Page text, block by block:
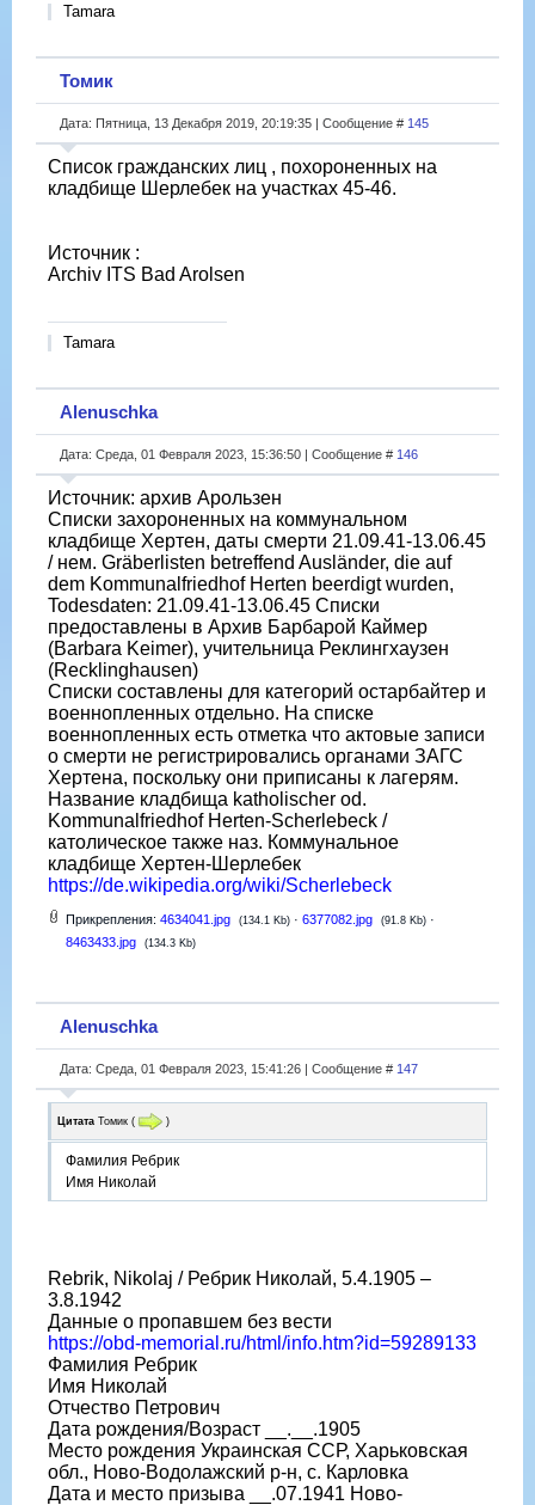
Tamara
Томик
Дата: Пятница, 13 Декабря 2019, 20:19:35 | Сообщение # 145
Список гражданских лиц , похороненных на
кладбище Шерлебек на участках 45-46.
Источник :
Archiv ITS Bad Arolsen
Tamara
Alenuschka
Дата: Среда, 01 Февраля 2023, 15:36:50 | Сообщение # 146
Источник: архив Арользен
Списки захороненных на коммунальном
кладбище Хертен, даты смерти 21.09.41-13.06.45
/ нем. Gräberlisten betreffend Ausländer, die auf
dem Kommunalfriedhof Herten beerdigt wurden,
Todesdaten: 21.09.41-13.06.45 Списки
предоставлены в Архив Барбарой Каймер
(Barbara Keimer), учительница Реклингхаузен
(Recklinghausen)
Списки составлены для категорий остарбайтер и
военнопленных отдельно. На списке
военнопленных есть отметка что актовые записи
о смерти не регистрировались органами ЗАГС
Хертена, поскольку они приписаны к лагерям.
Название кладбища katholischer od.
Kommunalfriedhof Herten-Scherlebeck /
католическое также наз. Коммунальное
кладбище Хертен-Шерлебек
https://de.wikipedia.org/wiki/Scherlebeck
Прикрепления: 4634041.jpg (134.1 Kb) · 6377082.jpg (91.8 Kb) ·
8463433.jpg
(134.3 Kb)
Alenuschka
Дата: Среда, 01 Февраля 2023, 15:41:26 | Сообщение # 147
Цитата Томик ( )
Фамилия Ребрик
Имя Николай
Rebrik, Nikolaj / Ребрик Николай, 5.4.1905 –
3.8.1942
Данные о пропавшем без вести
https://obd-memorial.ru/html/info.htm?id=59289133
Фамилия Ребрик
Имя Николай
Отчество Петрович
Дата рождения/Возраст __.__.1905
Место рождения Украинская ССР, Харьковская
обл., Ново-Водолажский р-н, с. Карловка
Дата и место призыва __.07.1941 Ново-